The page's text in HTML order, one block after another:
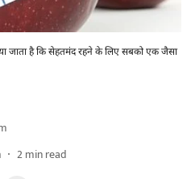
जाता है कि सेहतमंद रहने के लिए सबको एक जैसा
2min read